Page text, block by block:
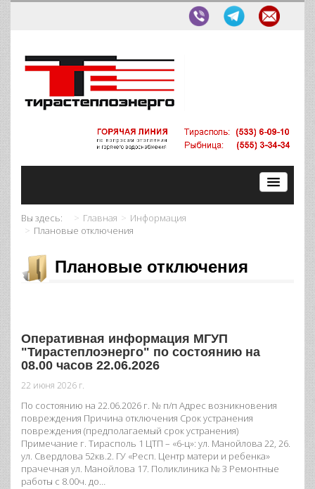
Вы здесь: Главная
Информация
Плановые отключения
Плановые отключения
Оперативная информация МГУП
"Тирастеплоэнерго" по состоянию на
08.00 часов 22.06.2026
22 июня 2026 г.
По состоянию на 22.06.2026 г. № п/п Адрес возникновения
повреждения Причина отключения Срок устранения
повреждения (предполагаемый срок устранения)
Примечание г. Тирасполь 1 ЦТП – «6-ц»: ул. Манойлова 22, 26.
ул. Свердлова 52кв.2. ГУ «Респ. Центр матери и ребенка»
прачечная ул. Манойлова 17. Поликлиника № 3 Ремонтные
работы с 8.00ч. до…